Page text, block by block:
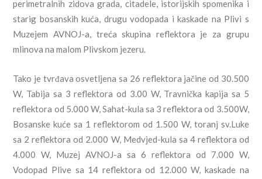
perimetralnih zidova grada, citadele, istorijskih spomenika i
starig bosanskih kuća, drugu vodopada i kaskade na Plivi s
Muzejem AVNOJ-a, treća skupina reflektora je za grupu
mlinova na malom Plivskom jezeru.
Tako je tvrđava osvetljena sa 26 reflektora jačine od 30.500
W, Tabija sa 3 reflektora od 3.00 W, Travnička kapija sa 5
reflektora od 5.000 W, Sahat-kula sa 3 reflektora od 3.500W,
Bosanske kuće sa 1 reflektorom od 1.500 W, toranj sv.Luke
sa 2 reflektora od 2.000 W, Medvjed-kula sa 4 reflektora od
4.000 W, Muzej AVNOJ-a sa 6 reflektora od 7.000 W,
Vodopad Plive sa 14 reflektora od 12.000 W, kaskade na